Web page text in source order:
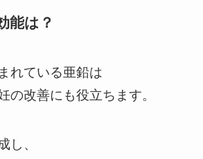
能は？
れている亜鉛は
の改善にも役立ちます。
し、